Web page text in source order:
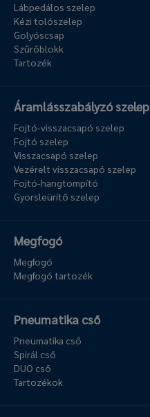
Lábpedálos szelep
Kézi tolószelep
Golyóscsap
Szűrőblokk
Tartozék
Áramlásszabályzó szelep
Fojtó-visszacsapó szelep
Fojtó szelep
Visszacsapó szelep
Vezérelt visszacsapó szelep
Fojtó-hangtompító
Gyorsleürítő szelep
Megfogó
Megfogó
Megfogó tartozék
Pneumatika cső
Pneumatika cső
Spirál cső
DUO cső
Tartozékok